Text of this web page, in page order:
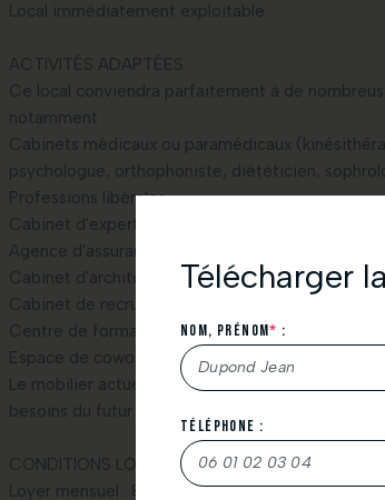
Local immédiatement exploitable.
ACTIVITÉS ADAPTÉES
Ce local conviendra parfaitement à de
notamment :
Cabinets médicaux ou paramédicaux
psychologue, orthophoniste, diététicien,
Professions libérales.
Cabinet d'expertise comptable.
Agence d'assurance ou courtage.
Cabinet d'architecte, géomètre ou bureau
Cabinet de recrutement ou de conseil.
Centre de formation.
Espace de coworking.
Le mobilier actuellement présent pourra être
besoins du futur locataire.
CONDITIONS LOCATIVES
Loyer mensuel : 820 € HT.
Télécharger
Nom, Prénom* :
Téléphone :
Nous vous remercions
N’hésitez pas à consulter